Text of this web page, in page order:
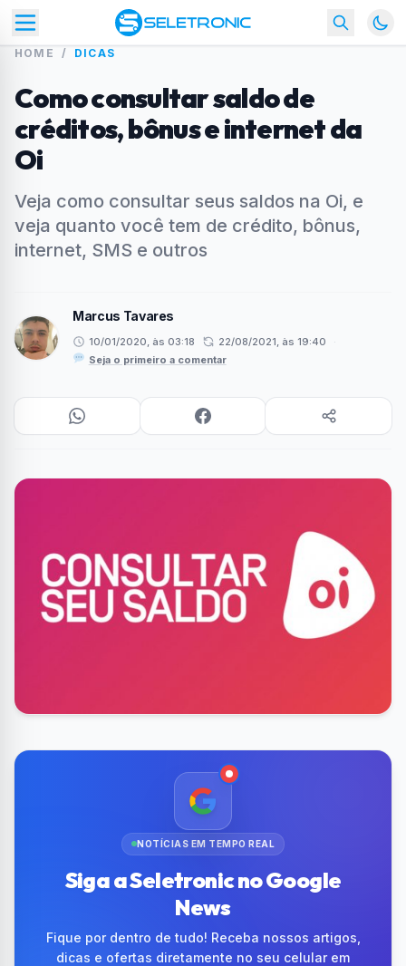
HOME / DICAS
Como consultar saldo de
créditos, bônus e internet da
Oi
Veja como consultar seus saldos na Oi, e
veja quanto você tem de crédito, bônus,
internet, SMS e outros
Marcus Tavares
10/01/2020, às 03:18 22/08/2021, às 19:40
·
Seja o primeiro a comentar
NOTÍCIAS EM TEMPO REAL
Siga a Seletronic no Google
News
Fique por dentro de tudo! Receba nossos artigos,
dicas e ofertas diretamente no seu celular em